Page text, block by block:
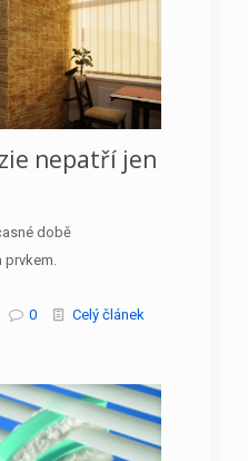
nepatří jen
době
prvkem.
0 Celý článek